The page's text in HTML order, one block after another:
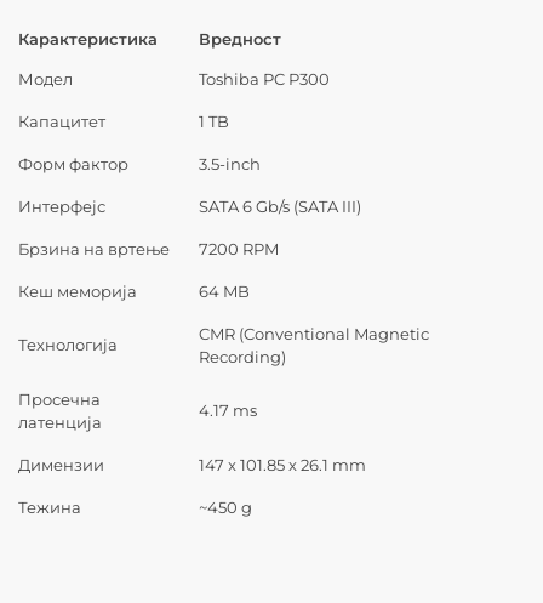
Карактеристика Вредност
Модел Toshiba PC P300
Капацитет 1 TB
Форм фактор 3.5-inch
Интерфејс SATA 6 Gb/s (SATA III)
Брзина на вртење 7200 RPM
Кеш меморија 64 MB
Технологија
CMR (Conventional Magnetic
Recording)
Просечна
латенција
4.17 ms
Димензии 147 x 101.85 x 26.1 mm
Тежина ~450 g